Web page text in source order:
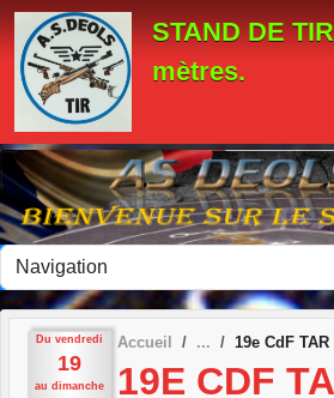
STAND DE
mètres.
Du vendredi
19
au dimanche
Accueil 19e CdF TAR
19E CDF
Panneau de gestion des cookies